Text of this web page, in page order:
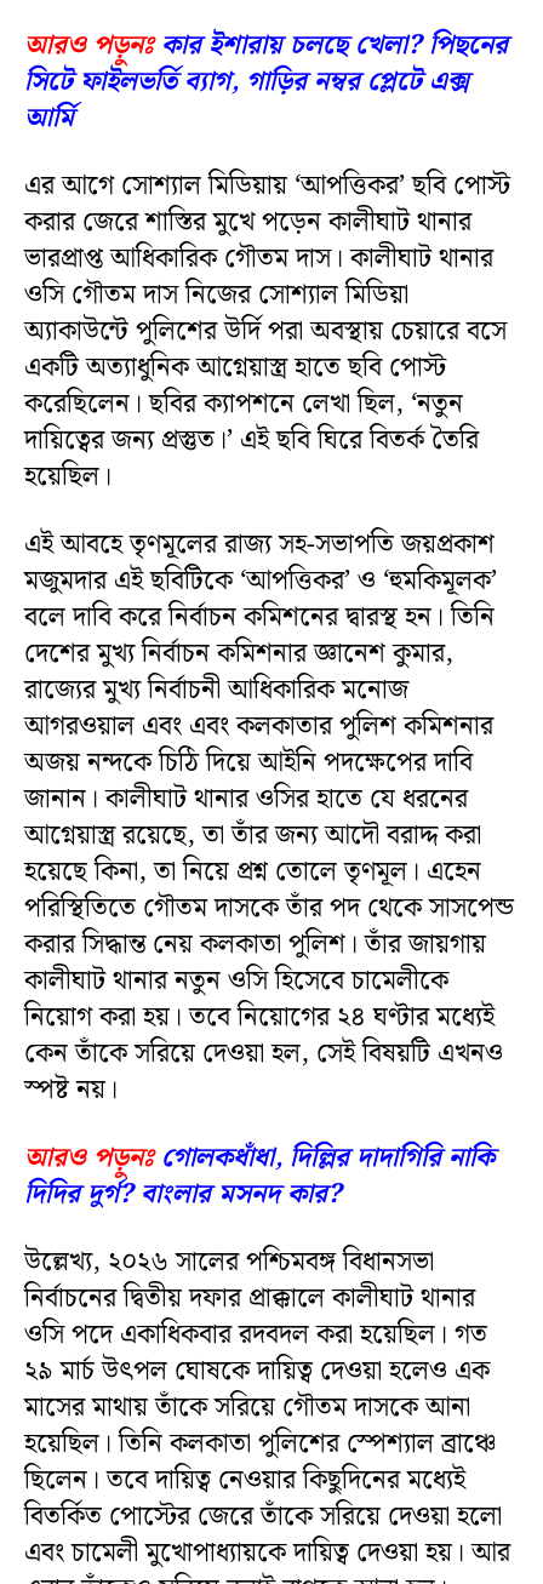
আরও পড়ুনঃ কার ইশারায় চলছে খেলা? পিছনের
সিটে ফাইলভর্তি ব্যাগ, গাড়ির নম্বর প্লেটে এক্স
আর্মি
এর আগে সোশ্যাল মিডিয়ায় ‘আপত্তিকর’ ছবি পোস্ট
করার জেরে শাস্তির মুখে পড়েন কালীঘাট থানার
ভারপ্রাপ্ত আধিকারিক গৌতম দাস। কালীঘাট থানার
ওসি গৌতম দাস নিজের সোশ্যাল মিডিয়া
অ্যাকাউন্টে পুলিশের উর্দি পরা অবস্থায় চেয়ারে বসে
একটি অত্যাধুনিক আগ্নেয়াস্ত্র হাতে ছবি পোস্ট
করেছিলেন। ছবির ক্যাপশনে লেখা ছিল, ‘নতুন
দায়িত্বের জন্য প্রস্তুত।’ এই ছবি ঘিরে বিতর্ক তৈরি
হয়েছিল।
এই আবহে তৃণমূলের রাজ্য সহ-সভাপতি জয়প্রকাশ
মজুমদার এই ছবিটিকে ‘আপত্তিকর’ ও ‘হুমকিমূলক’
বলে দাবি করে নির্বাচন কমিশনের দ্বারস্থ হন। তিনি
দেশের মুখ্য নির্বাচন কমিশনার জ্ঞানেশ কুমার,
রাজ্যের মুখ্য নির্বাচনী আধিকারিক মনোজ
আগরওয়াল এবং এবং কলকাতার পুলিশ কমিশনার
অজয় নন্দকে চিঠি দিয়ে আইনি পদক্ষেপের দাবি
জানান। কালীঘাট থানার ওসির হাতে যে ধরনের
আগ্নেয়াস্ত্র রয়েছে, তা তাঁর জন্য আদৌ বরাদ্দ করা
হয়েছে কিনা, তা নিয়ে প্রশ্ন তোলে তৃণমূল। এহেন
পরিস্থিতিতে গৌতম দাসকে তাঁর পদ থেকে সাসপেন্ড
করার সিদ্ধান্ত নেয় কলকাতা পুলিশ। তাঁর জায়গায়
কালীঘাট থানার নতুন ওসি হিসেবে চামেলীকে
নিয়োগ করা হয়। তবে নিয়োগের ২৪ ঘণ্টার মধ্যেই
কেন তাঁকে সরিয়ে দেওয়া হল, সেই বিষয়টি এখনও
স্পষ্ট নয়।
আরও পড়ুনঃ গোলকধাঁধা, দিল্লির দাদাগিরি নাকি
দিদির দুর্গ? বাংলার মসনদ কার?
উল্লেখ্য, ২০২৬ সালের পশ্চিমবঙ্গ বিধানসভা
নির্বাচনের দ্বিতীয় দফার প্রাক্কালে কালীঘাট থানার
ওসি পদে একাধিকবার রদবদল করা হয়েছিল। গত
২৯ মার্চ উৎপল ঘোষকে দায়িত্ব দেওয়া হলেও এক
মাসের মাথায় তাঁকে সরিয়ে গৌতম দাসকে আনা
হয়েছিল। তিনি কলকাতা পুলিশের স্পেশ্যাল ব্রাঞ্চে
ছিলেন। তবে দায়িত্ব নেওয়ার কিছুদিনের মধ্যেই
বিতর্কিত পোস্টের জেরে তাঁকে সরিয়ে দেওয়া হলো
এবং চামেলী মুখোপাধ্যায়কে দায়িত্ব দেওয়া হয়। আর